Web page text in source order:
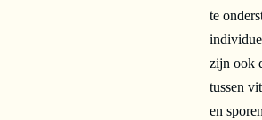
te
zijn ook
tussen
en